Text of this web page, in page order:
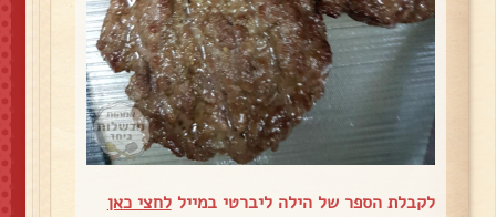
לקבלת הספר של הילה ליברטי במייללחצי כאן